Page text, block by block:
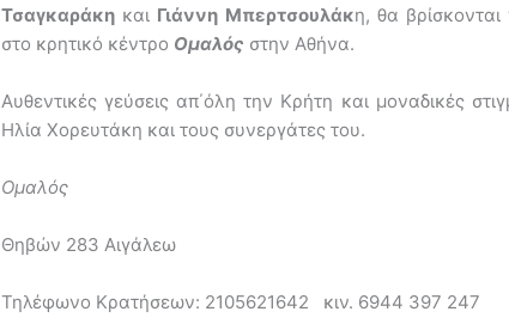
Τσαγκαράκη και Γιάννη Μπερτσουλάκη, θα
στο κρητικό κέντρο Ομαλός στην Αθήνα.
Αυθεντικές γεύσεις απ΄όλη την Κρήτη και μοναδικές
Ηλία Χορευτάκη και τους συνεργάτες του.
Ομαλός
Θηβών 283 Αιγάλεω
Τηλέφωνο Κρατήσεων: 2105621642 κιν. 6944 397 247